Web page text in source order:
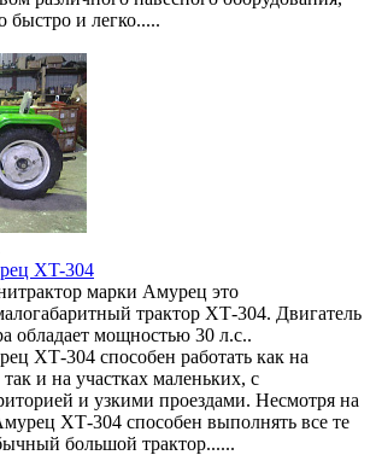
быстро и легко.....
XT-304
марки Амурец это
трактор ХТ-304. Двигатель
обладает мощностью 30 л.с..
ХТ-304 способен работать как на
и на участках маленьких, с
и узкими проездами. Несмотря на
ХТ-304 способен выполнять все те
большой трактор......